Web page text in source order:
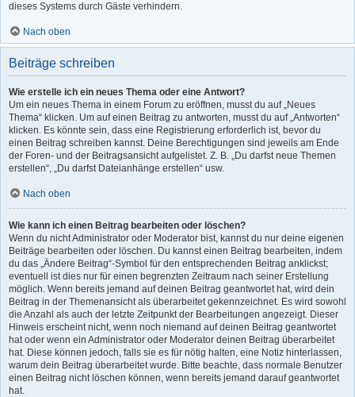
dieses Systems durch Gäste verhindern.
Nach oben
Beiträge schreiben
Wie erstelle ich ein neues Thema oder eine Antwort?
Um ein neues Thema in einem Forum zu eröffnen, musst du auf „Neues
Thema“ klicken. Um auf einen Beitrag zu antworten, musst du auf „Antworten“
klicken. Es könnte sein, dass eine Registrierung erforderlich ist, bevor du
einen Beitrag schreiben kannst. Deine Berechtigungen sind jeweils am Ende
der Foren- und der Beitragsansicht aufgelistet. Z. B. „Du darfst neue Themen
erstellen“, „Du darfst Dateianhänge erstellen“ usw.
Nach oben
Wie kann ich einen Beitrag bearbeiten oder löschen?
Wenn du nicht Administrator oder Moderator bist, kannst du nur deine eigenen
Beiträge bearbeiten oder löschen. Du kannst einen Beitrag bearbeiten, indem
du das „Ändere Beitrag“-Symbol für den entsprechenden Beitrag anklickst;
eventuell ist dies nur für einen begrenzten Zeitraum nach seiner Erstellung
möglich. Wenn bereits jemand auf deinen Beitrag geantwortet hat, wird dein
Beitrag in der Themenansicht als überarbeitet gekennzeichnet. Es wird sowohl
die Anzahl als auch der letzte Zeitpunkt der Bearbeitungen angezeigt. Dieser
Hinweis erscheint nicht, wenn noch niemand auf deinen Beitrag geantwortet
hat oder wenn ein Administrator oder Moderator deinen Beitrag überarbeitet
hat. Diese können jedoch, falls sie es für nötig halten, eine Notiz hinterlassen,
warum dein Beitrag überarbeitet wurde. Bitte beachte, dass normale Benutzer
einen Beitrag nicht löschen können, wenn bereits jemand darauf geantwortet
hat.